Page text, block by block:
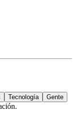
Tecnología Gente
.